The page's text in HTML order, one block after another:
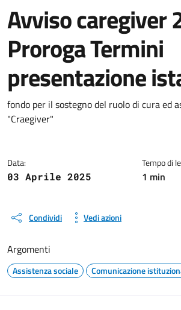
Avviso caregiver
Proroga Termini
presentazione
Dettagli del
fondo per il sostegno del ruolo di cura ed
"Craegiver"
Data:
03 Aprile 2025
Tempo di
1 min
Condividi Vedi azioni
Argomenti
Assistenza sociale Comunicazione